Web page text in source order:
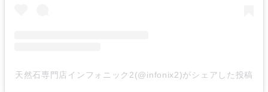
天然石専門店インフォニック2(@infonix2)がシェアした投稿